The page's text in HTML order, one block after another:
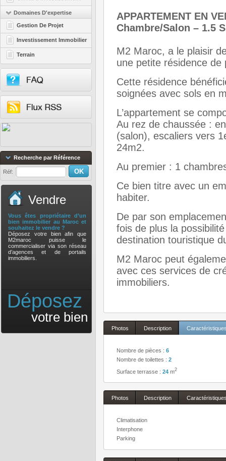
Domaines D'expertise
Gestion De Projet
Investissement Immobilier
Terrain
Recherche par Référence
Réf:
Vendre
Vous êtes propriétaire d’un
bien immobilier au Maroc et
souhaitez le vendre ?
Déposez votre bien afin que
M2maroc puisse le
commercialiser via son réseau
d’agences et de portails
immobiliers.
Déposez
votre bien
APPARTEMENT EN
Chambre/Salon – 1.5
M2 Maroc, a le plaisir
une petite résidence
Cette résidence
soignées avec sols en
L’appartement se
Au rez de chaussée :
(salon), escaliers vers
24m2.
Au premier : 1
Ce bien titre avec un
habiter.
De par son
fois de plus la
destination touristique
M2 Maroc peut
avec ces services de
immobiliers.
Photos Description
Nombre de pièces : 6
Nombre de toilettes : 2
Surface terrasse : 24 m2
Photos Description
Climatisation
Interphone
Parking